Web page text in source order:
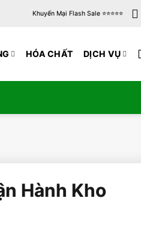
Khuyến Mại Flash Sale ⭐️⭐️⭐️⭐️⭐️
HÓA CHẤT DỊCH VỤ
Hành Kho